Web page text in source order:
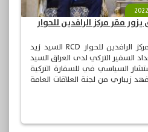
مقر مركز الرافدين للحوار
استقبل رئيس مجلس إدارة مركز الرافدين للحوار RCD السيد زيد
السفير التركي لدى العراق السيد
السياسي في للسفارة التركية
زيباري من لجنة العلاقات العامة